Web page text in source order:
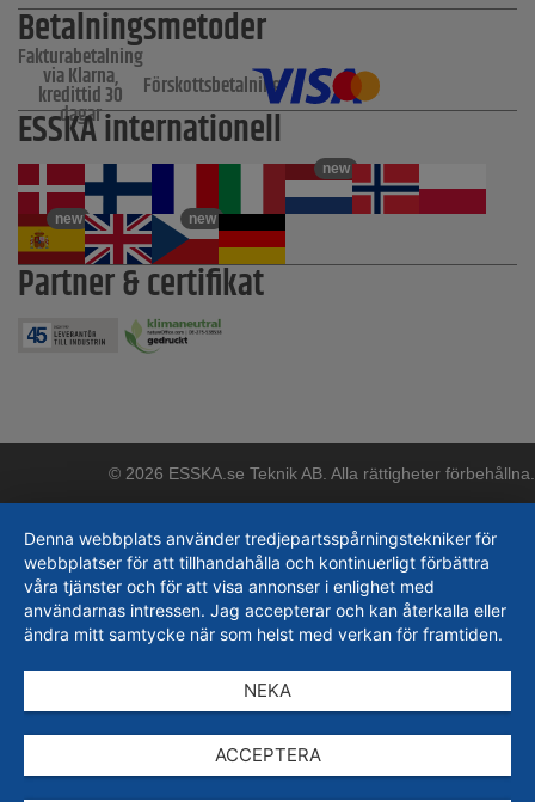
Betalningsmetoder
Fakturabetalning
via Klarna,
kredittid 30
dagar
Förskottsbetalning
ESSKA internationell
new
new new
Partner & certifikat
© 2026 ESSKA.se Teknik AB. Alla rättigheter förbehållna.
Denna webbplats använder tredjepartsspårningstekniker för
webbplatser för att tillhandahålla och kontinuerligt förbättra
våra tjänster och för att visa annonser i enlighet med
användarnas intressen. Jag accepterar och kan återkalla eller
ändra mitt samtycke när som helst med verkan för framtiden.
NEKA
ACCEPTERA